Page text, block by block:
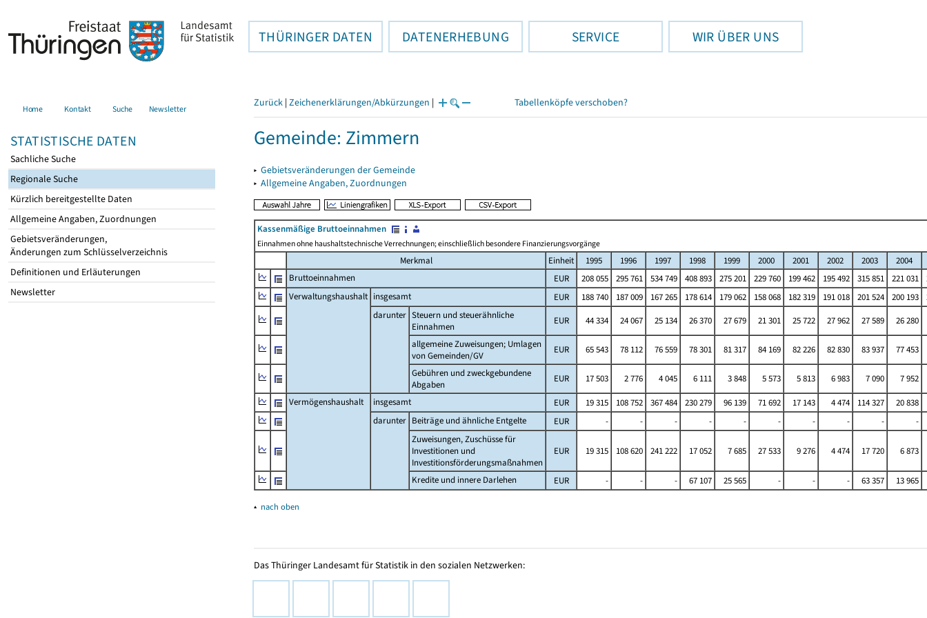
THÜRINGER DATEN DATENERHEBUNG SERVICE WIR ÜBER UNS
Home Kontakt Suche Newsletter
STATISTISCHE DATEN
Sachliche Suche
Regionale Suche
Kürzlich bereitgestellte Daten
Allgemeine Angaben, Zuordnungen
Gebietsveränderungen,
Änderungen zum Schlüsselverzeichnis
Definitionen und Erläuterungen
Newsletter
Zurück | Zeichenerklärungen/Abkürzungen | Tabellenköpfe verschoben?
Gemeinde: Zimmern
▸ Gebietsveränderungen der Gemeinde
▸ Allgemeine Angaben, Zuordnungen
Kassenmäßige Bruttoeinnahmen
Einnahmen ohne haushaltstechnische Verrechnungen; einschließlich besondere Finanzierungsvorgänge
Merkmal Einheit 1995 1996 1997 1998 1999 2000 2001 2002 2003
2004
Bruttoeinnahmen
EUR 208 055 295 761 534 749 408 893 275 201 229 760 199 462 195 492 315 851 221 031
Verwaltungshaushalt insgesamt EUR 188 740 187 009 167 265 178 614 179 062 158 068 182 319 191 018 201 524 200 193
darunter Steuern und steuerähnliche
Einnahmen
EUR 44 334 24 067 25 134 26 370 27 679 21 301 25 722 27 962 27 589
26 280
allgemeine Zuweisungen; Umlagen
von Gemeinden/GV
EUR 65 543 78 112 76 559 78 301 81 317 84 169 82 226 82 830 83 937
77 453
Gebühren und zweckgebundene
Abgaben
EUR 17 503 2 776 4 045 6 111 3 848 5 573 5 813 6 983 7 090
7 952
Vermögenshaushalt
insgesamt EUR 19 315 108 752 367 484 230 279 96 139 71 692 17 143 4 474 114 327
20 838
darunter Beiträge und ähnliche Entgelte EUR - - - - - - - - -
-
Zuweisungen, Zuschüsse für
Investitionen und
Investitionsförderungsmaßnahmen
EUR 19 315 108 620 241 222 17 052 7 685 27 533 9 276 4 474 17 720 6 873
Kredite und innere Darlehen EUR - - - 67 107 25 565 - - - 63 357 13 965
▴ nach oben
Das Thüringer Landesamt für Statistik in den sozialen Netzwerken: